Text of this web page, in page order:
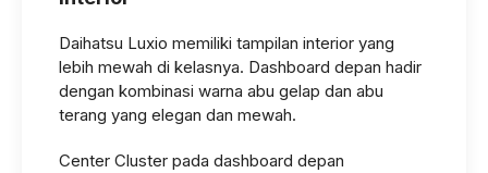
Daihatsu Luxio memiliki tampilan interior yang
lebih mewah di kelasnya. Dashboard depan hadir
dengan kombinasi warna abu gelap dan abu
terang yang elegan dan mewah.
Center Cluster pada dashboard depan